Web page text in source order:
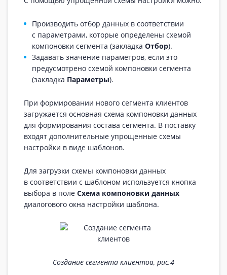
Производить отбор данных в соответствии
с параметрами, которые определены схемой
компоновки сегмента (закладка Отбор).
Задавать значение параметров, если это
предусмотрено схемой компоновки сегмента
(закладка Параметры).
При формировании нового сегмента клиентов
загружается основная схема компоновки данных
для формирования состава сегмента. В поставку
входят дополнительные упрощенные схемы
настройки в виде шаблонов.
Для загрузки схемы компоновки данных
в соответствии с шаблоном используется кнопка
выбора в поле Схема компоновки данных
диалогового окна настройки шаблона.
Создание сегмента клиентов, рис.4